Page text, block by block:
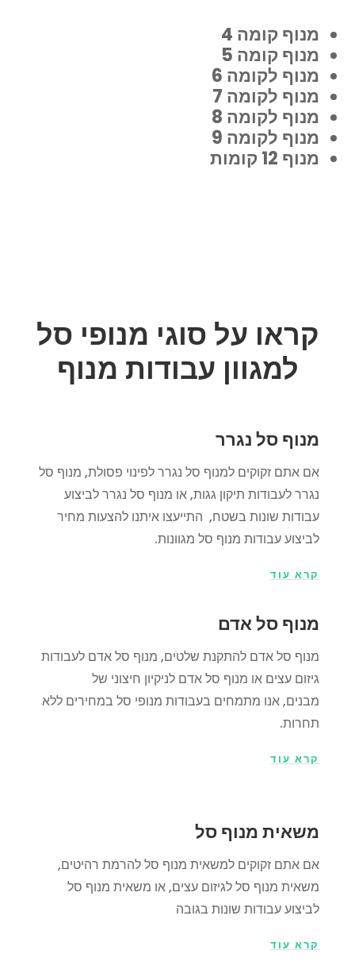
מנוף קומה 4
מנוף קומה 5
מנוף לקומה 6
מנוף לקומה 7
מנוף לקומה 8
מנוף לקומה 9
מנוף 12 קומות
קראו על סוגי מנופי סל
למגוון עבודות מנוף
מנוף סל נגרר
אם אתם זקוקים למנוף סל נגרר לפינוי פסולת, מנוף סל
נגרר לעבודות תיקון גגות, או מנוף סל נגרר לביצוע
עבודות שונות בשטח, התייעצו איתנו להצעות מחיר
לביצוע עבודות מנוף סל מגוונות.
קרא עוד
מנוף סל אדם
מנוף סל אדם להתקנת שלטים, מנוף סל אדם לעבודות
גיזום עצים או מנוף סל אדם לניקיון חיצוני של
מבנים, אנו מתמחים בעבודות מנופי סל במחירים ללא
תחרות.
קרא עוד
משאית מנוף סל
אם אתם זקוקים למשאית מנוף סל להרמת רהיטים,
משאית מנוף סל לגיזום עצים, או משאית מנוף סל
לביצוע עבודות שונות בגובה
קרא עוד